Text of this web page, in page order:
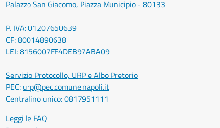
Palazzo San Giacomo, Piazza Municipio - 80133
P. IVA: 01207650639
CF: 80014890638
LEI: 8156007FF4DEB97ABA09
Servizio Protocollo, URP e Albo Pretorio
PEC: urp@pec.comune.napoli.it
Centralino unico:0817951111
Leggi le FAQ